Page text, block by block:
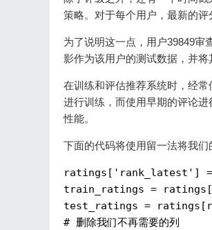
策略。对于每个用户，最新的评
为了说明这一点，用户39849审
影作为该用户的测试数据，并将
在训练和评估推荐系统时，经
进行训练，而使用早期的评论
性能。
下面的代码将使用留一法将我们
ratings[ 'rank_latest' ]
train_ratings =
test_ratings =
# 删除我们不再需要的列